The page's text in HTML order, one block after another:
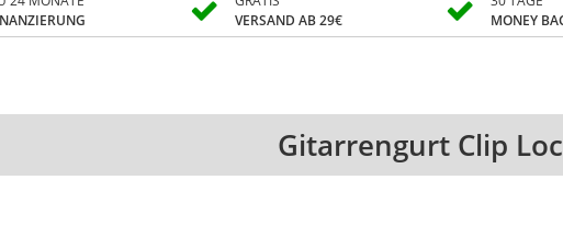
VERSAND AB 29€
MONEY
Gitarrengurt Clip